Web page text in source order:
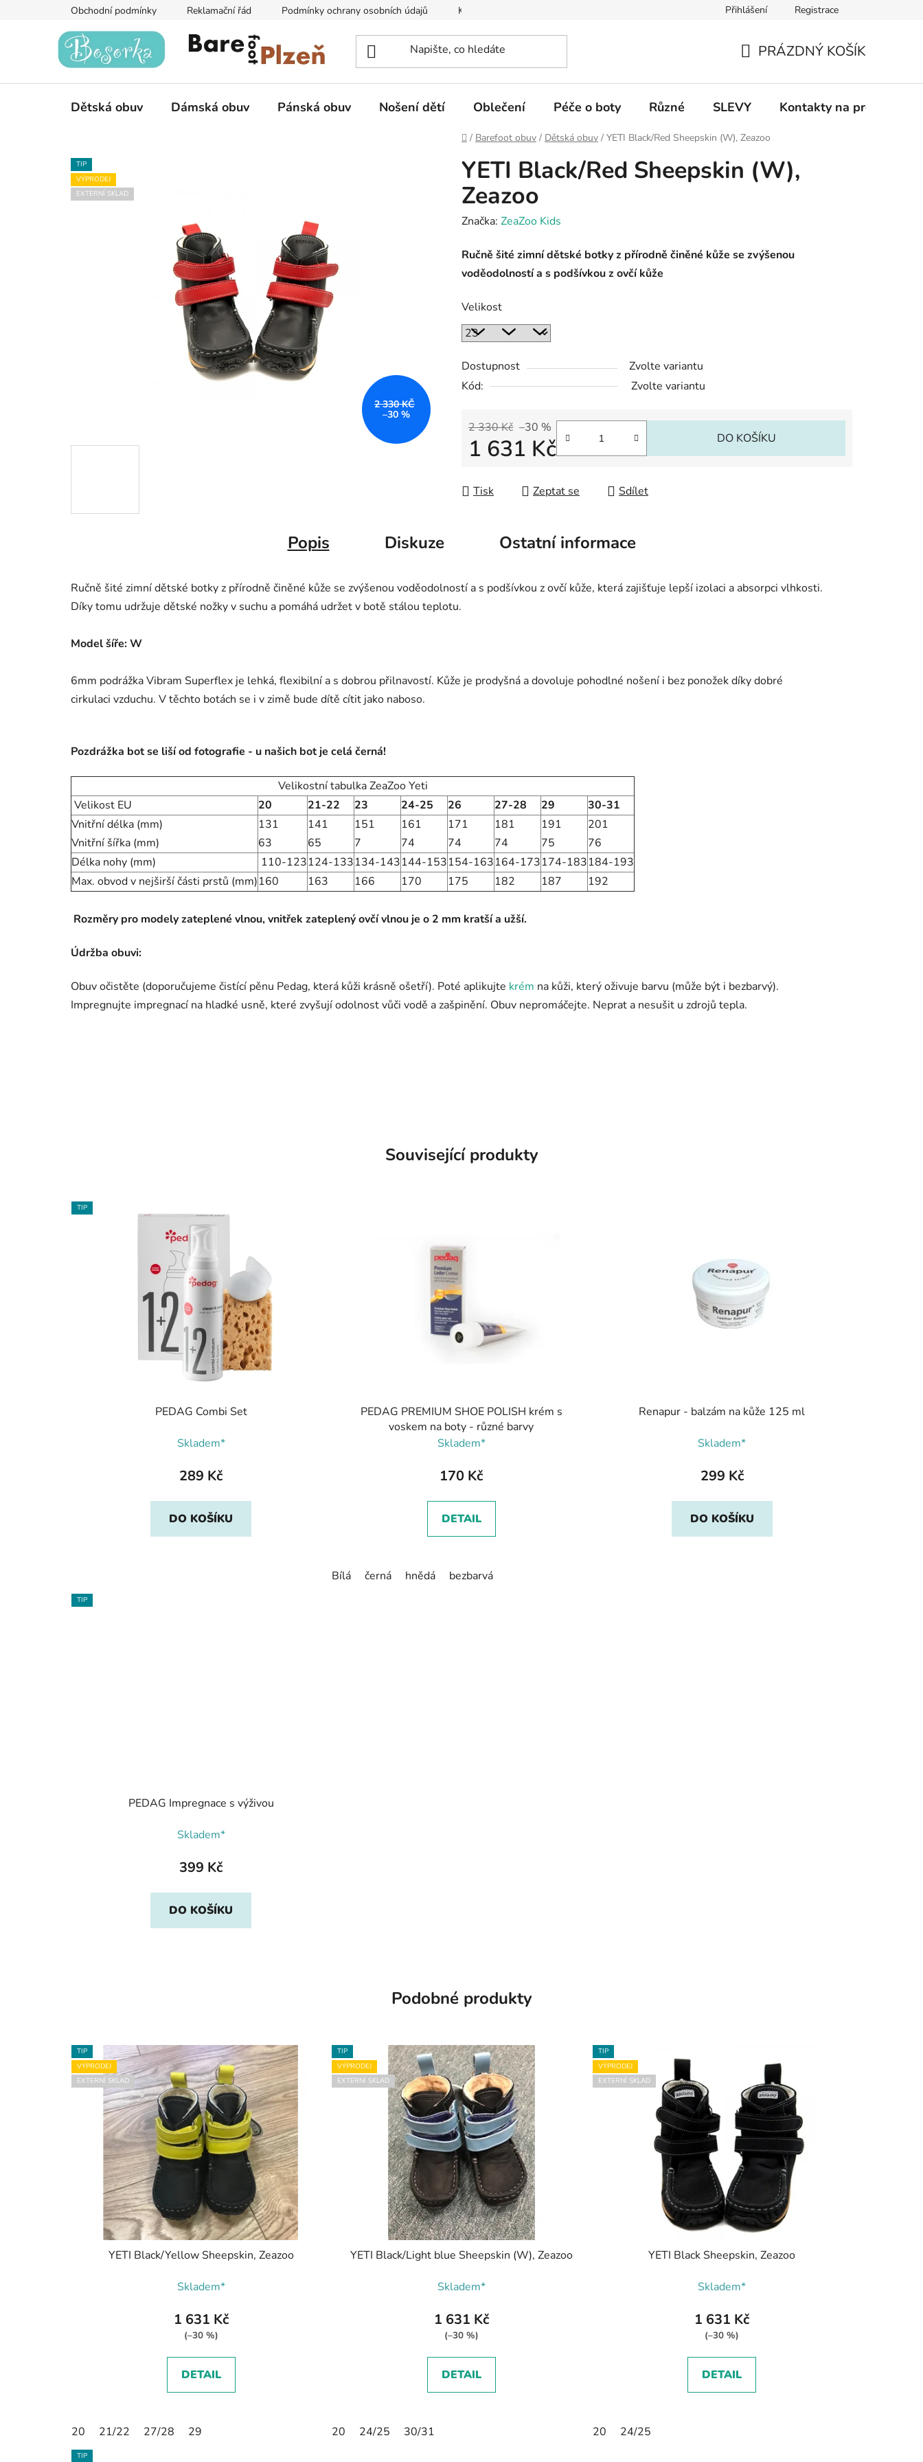
Obchodní podmínky Reklamační řád Podmínky ochrany osobních údajů Kontakty na prodejny Informace k on-line platbám Odstoupení od
Přihlášení Registrace
KOŠÍK
PRÁZDNÝ KOŠÍK
Dětská obuv Dámská obuv Pánská obuv Nošení dětí Oblečení Péče o boty Různé SLEVY Kontakty na prodejny
Domů
/ Barefoot obuv / Dětská obuv / YETI Black/Red Sheepskin (W), Zeazoo
YETI Black/Red Sheepskin (W),
Zeazoo
Značka: ZeaZoo Kids
Ručně šité zimní dětské botky z přírodně činěné kůže se zvýšenou
voděodolností a s podšívkou z ovčí kůže
Velikost
Dostupnost
Zvolte variantu
Kód:
Zvolte variantu
2 330 Kč –30 %
1 631 Kč DO KOŠÍKU
Tisk Zeptat se Sdílet
TIP
VÝPRODEJ
EXTERNÍ SKLAD
2 330 KČ
–30 %
Popis Diskuze Ostatní informace
Ručně šité zimní dětské botky z přírodně činěné kůže se zvýšenou voděodolností a s podšívkou z ovčí kůže, která zajišťuje lepší izolaci a absorpci vlhkosti.
Díky tomu udržuje dětské nožky v suchu a pomáhá udržet v botě stálou teplotu.
Model šíře: W
6mm podrážka Vibram Superflex je lehká, flexibilní a s dobrou přilnavostí. Kůže je prodyšná a dovoluje pohodlné nošení i bez ponožek díky dobré
cirkulaci vzduchu. V těchto botách se i v zimě bude dítě cítit jako naboso.
Pozdrážka bot se liší od fotografie - u našich bot je celá černá!
Velikostní tabulka ZeaZoo Yeti
Velikost EU
20 21-22 23 24-25 26 27-28 29
30-31
Vnitřní délka (mm)
Vnitřní šířka (mm)
131
63
141
65
151
7
161
74
171
74
181
74
191
75
201
76
Délka nohy (mm)
110-123124-133134-143144-153154-163164-173174-183184-193
Max. obvod v nejširší části prstů (mm)160 163 166 170 175 182 187 192
Rozměry pro modely zateplené vlnou, vnitřek zateplený ovčí vlnou je o 2 mm kratší a užší.
Údržba obuvi:
Obuv očistěte (doporučujeme čistící pěnu Pedag, která kůži krásně ošetří). Poté aplikujte krém na kůži, který oživuje barvu (může být i bezbarvý).
Impregnujte impregnací na hladké usně, které zvyšují odolnost vůči vodě a zašpinění. Obuv nepromáčejte. Neprat a nesušit u zdrojů tepla.
Související produkty
TIP
PEDAG Combi Set
Skladem*
289 Kč
DO KOŠÍKU
PEDAG PREMIUM SHOE POLISH krém s
voskem na boty - různé barvy
Skladem*
170 Kč
DETAIL
Bílá černá hnědá bezbarvá
Renapur - balzám na kůže 125 ml
Skladem*
299 Kč
DO KOŠÍKU
TIP
PEDAG Impregnace s výživou
Skladem*
399 Kč
DO KOŠÍKU
Podobné produkty
TIP
VÝPRODEJ
EXTERNÍ SKLAD
YETI Black/Yellow Sheepskin, Zeazoo
Skladem*
1 631 Kč
(–30 %)
DETAIL
20 21/22 27/28 29
TIP
VÝPRODEJ
EXTERNÍ SKLAD
YETI Black/Light blue Sheepskin (W), Zeazoo
Skladem*
1 631 Kč
(–30 %)
DETAIL
20 24/25 30/31
TIP
VÝPRODEJ
EXTERNÍ SKLAD
YETI Black Sheepskin, Zeazoo
Skladem*
1 631 Kč
(–30 %)
DETAIL
20 24/25
TIP